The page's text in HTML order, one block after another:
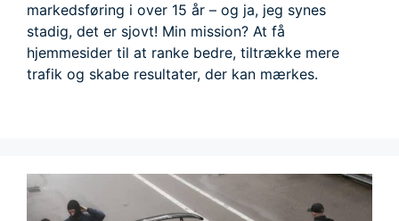
markedsføring i over 15 år – og ja, jeg synes
stadig, det er sjovt! Min mission? At få
hjemmesider til at ranke bedre, tiltrække mere
trafik og skabe resultater, der kan mærkes.